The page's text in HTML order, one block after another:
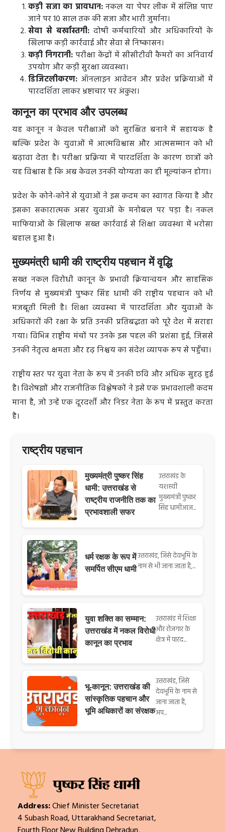
कड़ी सजा का प्रावधान:नकल या पेपर लीक में संलिप्त पाए
जाने पर 10 साल तक की सजा और भारी जुर्माना।
सेवा से बर्खास्तगी:दोषी कर्मचारियों और अधिकारियों के
खिलाफ कड़ी कार्रवाई और सेवा से निष्कासन।
कड़ी निगरानी:परीक्षा केंद्रों में सीसीटीवी कैमरों का अनिवार्य
उपयोग और कड़ी सुरक्षा व्यवस्था।
डिजिटलीकरण: ऑनलाइन आवेदन और प्रवेश प्रक्रियाओं में
पारदर्शिता लाकर भ्रष्टाचार पर अंकुश।
कानून का प्रभाव और उपलब्ध
यह कानून न केवल परीक्षाओं को सुरक्षित बनाने में सहायक है
बल्कि प्रदेश के युवाओं में आत्मविश्वास और आत्मसम्मान को भी
बढ़ावा देता है। परीक्षा प्रक्रिया में पारदर्शिता के कारण छात्रों को
यह विश्वास है कि अब केवल उनकी योग्यता का ही मूल्यांकन होगा।
प्रदेश के कोने-कोने से युवाओं ने इस कदम का स्वागत किया है और
इसका सकारात्मक असर युवाओं के मनोबल पर पड़ा है। नकल
माफियाओं के खिलाफ सख्त कार्रवाई से शिक्षा व्यवस्था में भरोसा
बहाल हुआ है।
मुख्यमंत्री धामी की राष्ट्रीय पहचान में वृद्धि
सख्त नकल विरोधी कानून के प्रभावी क्रियान्वयन और साहसिक
निर्णय से मुख्यमंत्री पुष्कर सिंह धामी की राष्ट्रीय पहचान को भी
मजबूती मिली है। शिक्षा व्यवस्था में पारदर्शिता और युवाओं के
अधिकारों की रक्षा के प्रति उनकी प्रतिबद्धता को पूरे देश में सराहा
गया। विभिन्न राष्ट्रीय मंचों पर उनके इस पहल की प्रशंसा हुई, जिससे
उनकी नेतृत्व क्षमता और दृढ़ निश्चय का संदेश व्यापक रूप से पहुँचा।
राष्ट्रीय स्तर पर युवा नेता के रूप में उनकी छवि और अधिक सुदृढ़ हुई
है। विशेषज्ञों और राजनीतिक विश्लेषकों ने इसे एक प्रभावशाली कदम
माना है, जो उन्हें एक दूरदर्शी और निडर नेता के रूप में प्रस्तुत करता
है।
राष्ट्रीय पहचान
मुख्यमंत्री पुष्कर सिंह
धामी: उत्तराखंड से
राष्ट्रीय राजनीति तक का
प्रभावशाली सफर
उत्तराखंड के
यशस्वी
मुख्यमंत्री पुष्कर
सिंह धामीआज...
धर्म रक्षक के रूप में
समर्पित सीएम धामी
उत्तराखंड, जिसे देवभूमि के
नाम से भी जाना जाता है,...
युवा शक्ति का सम्मान:
उत्तराखंड में नकल विरोधी
कानून का प्रभाव
उत्तराखंड में शिक्षा
और रोजगार के
क्षेत्र में पारद...
भू-कानून: उत्तराखंड की
सांस्कृतिक पहचान और
भूमि अधिकारों का संरक्षक
उत्तराखंड, जिसे
देवभूमि के नाम से
जाना जाता है,
अप...
Address:Chief Minister Secretariat
4 Subash Road, Uttarakhand Secretariat,